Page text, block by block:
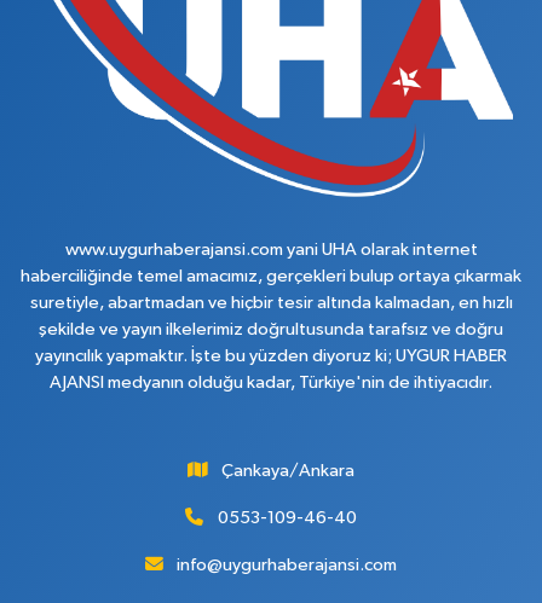
www.uygurhaberajansi.com yani UHA olarak internet
haberciliğinde temel amacımız, gerçekleri bulup ortaya çıkarmak
suretiyle, abartmadan ve hiçbir tesir altında kalmadan, en hızlı
şekilde ve yayın ilkelerimiz doğrultusunda tarafsız ve doğru
yayıncılık yapmaktır. İşte bu yüzden diyoruz ki; UYGUR HABER
AJANSI medyanın olduğu kadar, Türkiye'nin de ihtiyacıdır.
Çankaya/Ankara
0553-109-46-40
info@uygurhaberajansi.com